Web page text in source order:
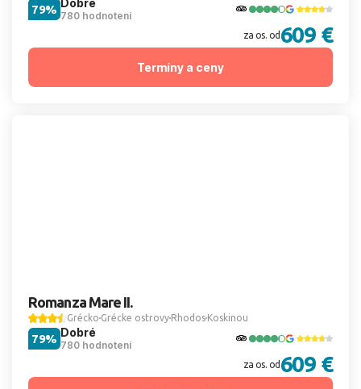
Dobré
780 hodnotení
79%
za os. od 609 €
Termíny a ceny
Romanza Mare II.
Grécko Grécke ostrovy Rhodos Koskinou
Dobré
780 hodnotení
79%
za os. od 609 €